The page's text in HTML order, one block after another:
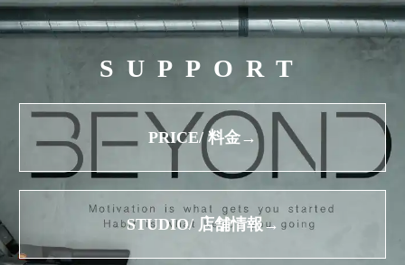
SUPPORT
PRICE/ 料金→
STUDIO/ 店舗情報→